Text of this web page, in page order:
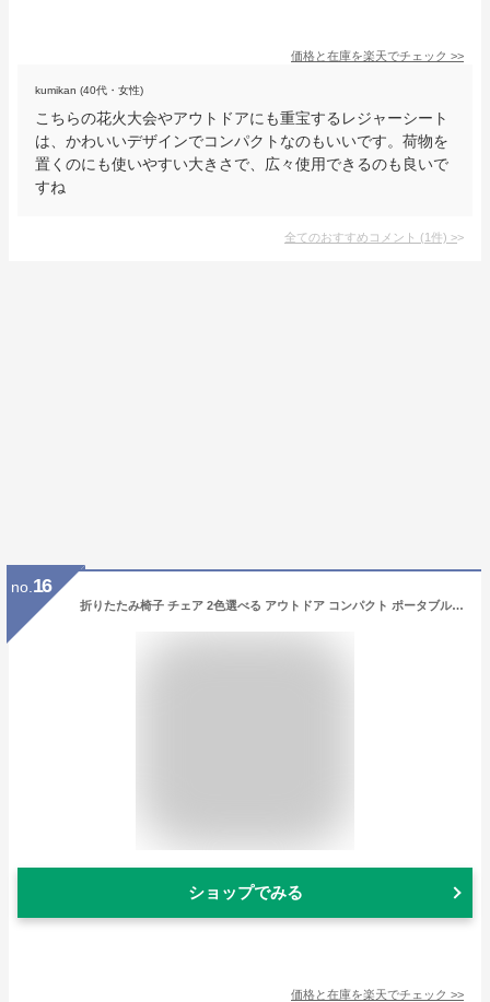
価格と在庫を楽天でチェック >>
kumikan (40代・女性)
こちらの花火大会やアウトドアにも重宝するレジャーシート
は、かわいいデザインでコンパクトなのもいいです。荷物を
置くのにも使いやすい大きさで、広々使用できるのも良いで
すね
全てのおすすめコメント (1件) >
no. 16
折りたたみ椅子 チェア 2色選べる アウトドア コンパクト ポータブル 折り畳み 持ち運び いす スツール イベント ライブ 軽量 イス 折りたたみいす 折りたたみイス 黒 ブラック ベージュ 小さい ミニ 座る 行列待ち ポケットチェア 折りたたみチェア 組み立て 簡単 釣り
ショップでみる
価格と在庫を楽天でチェック >>